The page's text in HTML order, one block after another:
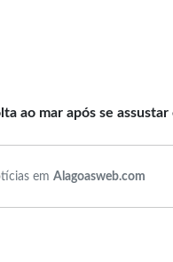
ao mar após se assustar
em Alagoasweb.com